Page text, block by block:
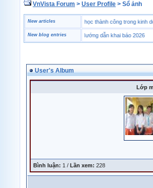
VnVista Forum > User Profile > Sổ ảnh
New articles
“đặc biệt” của Microsoft 4 bài học thành công trong
New blog entries
Tờ khai hải quan là gì? Hướng dẫn khai báo 2026♥
User's Album
Lớp
Bình luận: 1 / Lần xem: 228